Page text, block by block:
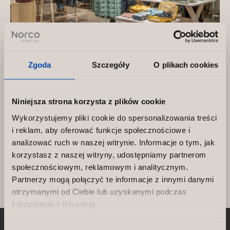
Zgoda Szczegóły O plikach cookies
Niniejsza strona korzysta z plików cookie
Wykorzystujemy pliki cookie do spersonalizowania treści
i reklam, aby oferować funkcje społecznościowe i
analizować ruch w naszej witrynie. Informacje o tym, jak
korzystasz z naszej witryny, udostępniamy partnerom
społecznościowym, reklamowym i analitycznym.
Partnerzy mogą połączyć te informacje z innymi danymi
otrzymanymi od Ciebie lub uzyskanymi podczas
korzystania z ich usług.
Wyposażenie sklepu odzieżowego – jak
stworzyć efektywną przestrzeń?
Wyposażenie sklepu odzieżowego – dlaczego
jest tak istotne? Klienci odwiedzający sklep
odzieżowy zwracają uwagę nie tylko na samą
ofertę ubrań, […]
Wyposażenie
sklepu
odzieżowego
Czytaj artykuł »